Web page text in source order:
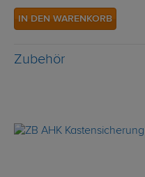
IN DEN WARENKORB
Zubehör